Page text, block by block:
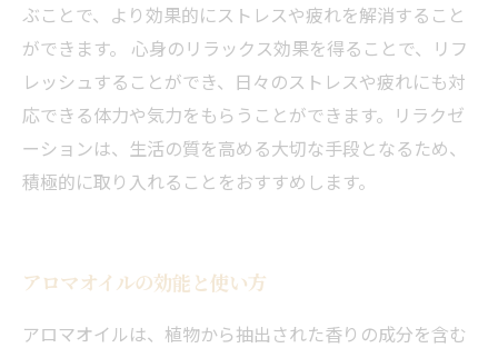
ぶことで、より効果的にストレスや疲れを解消すること
ができます。 心身のリラックス効果を得ることで、リフ
レッシュすることができ、日々のストレスや疲れにも対
応できる体力や気力をもらうことができます。リラクゼ
ーションは、生活の質を高める大切な手段となるため、
積極的に取り入れることをおすすめします。
アロマオイルの効能と使い方
アロマオイルは、植物から抽出された香りの成分を含む